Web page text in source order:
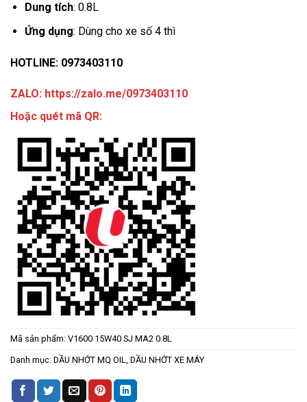
Dung tích: 0.8L
Ứng dụng: Dùng cho xe số 4 thì
HOTLINE: 0973403110
ZALO: https://zalo.me/0973403110
Hoặc quét mã QR:
Mã sản phẩm: V1600 15W40 SJ MA2 0.8L
Danh mục: DẦU NHỚT MQ OIL, DẦU NHỚT XE MÁY